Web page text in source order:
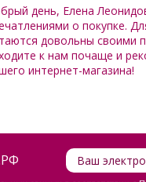
день, Елена
о покупке.
довольны своими
к нам почаще и
интернет-магазина!